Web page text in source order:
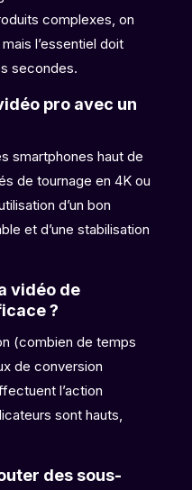
complexes, on
l’essentiel doit
secondes.
pro avec un
smartphones haut de
de tournage en 4K ou
d’un bon
et d’une stabilisation
vidéo de
?
(combien de temps
de conversion
l’action
sont hauts,
des sous-